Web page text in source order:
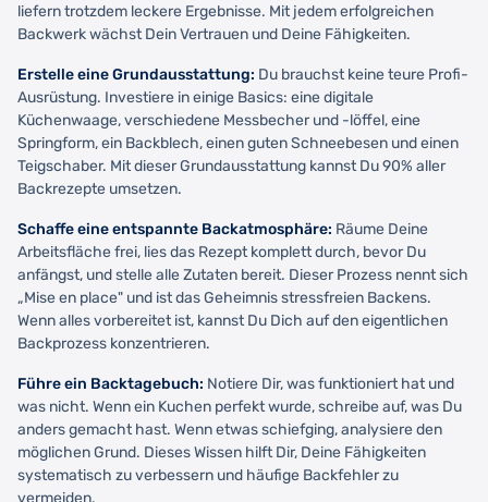
liefern trotzdem leckere Ergebnisse. Mit jedem erfolgreichen
Backwerk wächst Dein Vertrauen und Deine Fähigkeiten.
Erstelle eine Grundausstattung: Du brauchst keine teure Profi-
Ausrüstung. Investiere in einige Basics: eine digitale
Küchenwaage, verschiedene Messbecher und -löffel, eine
Springform, ein Backblech, einen guten Schneebesen und einen
Teigschaber. Mit dieser Grundausstattung kannst Du 90% aller
Backrezepte umsetzen.
Schaffe eine entspannte Backatmosphäre: Räume Deine
Arbeitsfläche frei, lies das Rezept komplett durch, bevor Du
anfängst, und stelle alle Zutaten bereit. Dieser Prozess nennt sich
„Mise en place" und ist das Geheimnis stressfreien Backens.
Wenn alles vorbereitet ist, kannst Du Dich auf den eigentlichen
Backprozess konzentrieren.
Führe ein Backtagebuch: Notiere Dir, was funktioniert hat und
was nicht. Wenn ein Kuchen perfekt wurde, schreibe auf, was Du
anders gemacht hast. Wenn etwas schiefging, analysiere den
möglichen Grund. Dieses Wissen hilft Dir, Deine Fähigkeiten
systematisch zu verbessern und häufige Backfehler zu
vermeiden.